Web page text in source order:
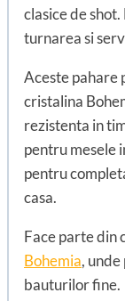
clasice de
turnarea si
Aceste pahare
cristalina
rezistenta in
pentru mesele
pentru
casa.
Face parte din
Bohemia,
bauturilor fine.